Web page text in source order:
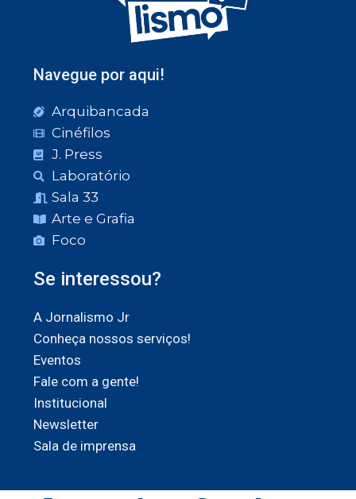
Navegue por aqui!
Arquibancada
Cinéfilos
J. Press
Laboratório
Sala 33
Arte e Grafia
Foco
Se interessou?
A Jornalismo Jr
Conheça nossos serviços!
Eventos
Fale com a gente!
Institucional
Newsletter
Sala de imprensa